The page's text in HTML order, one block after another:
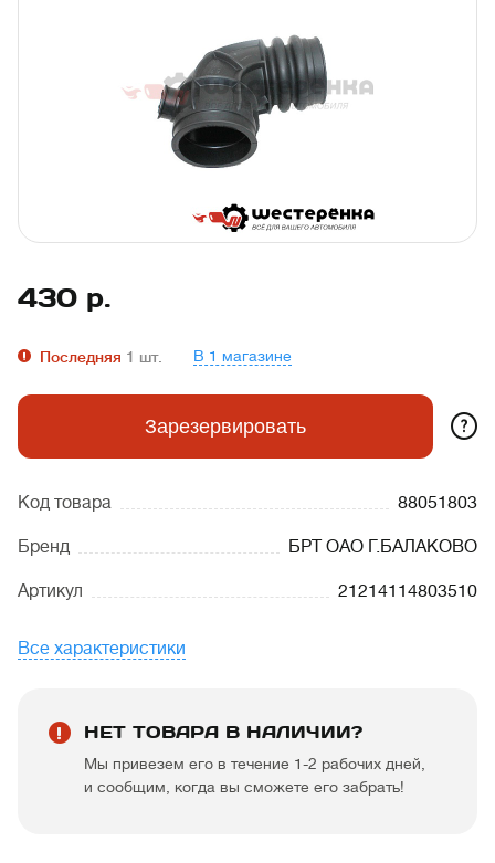
430 р.
Последняя 1 шт. В 1 магазине
Зарезервировать ?
Код товара 88051803
Бренд БРТ ОАО Г.БАЛАКОВО
Артикул 21214114803510
Все характеристики
НЕТ ТОВАРА В НАЛИЧИИ?
Мы привезем его в течение 1-2 рабочих дней,
и сообщим, когда вы сможете его забрать!